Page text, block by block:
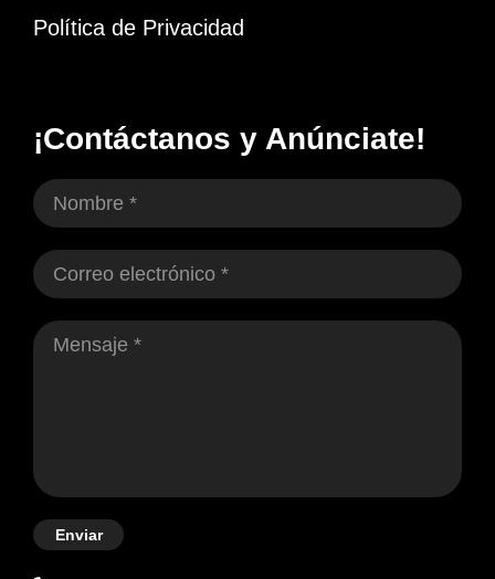
Política de Privacidad
¡Contáctanos y Anúnciate!
Enviar